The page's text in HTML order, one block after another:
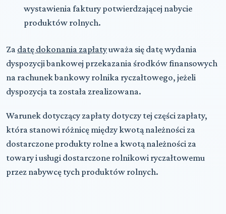
wystawienia faktury potwierdzającej nabycie
produktów rolnych.
Za datę dokonania zapłatyuważa się datę wydania
dyspozycji bankowej przekazania środków finansowych
na rachunek bankowy rolnika ryczałtowego, jeżeli
dyspozycja ta została zrealizowana.
Warunek dotyczący zapłaty dotyczy tej części zapłaty,
która stanowi różnicę między kwotą należności za
dostarczone produkty rolne a kwotą należności za
towary i usługi dostarczone rolnikowi ryczałtowemu
przez nabywcę tych produktów rolnych.